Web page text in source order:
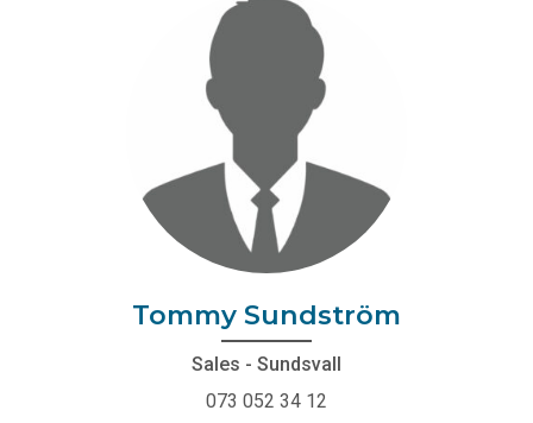
Tommy Sundström
Sales - Sundsvall
073 052 34 12